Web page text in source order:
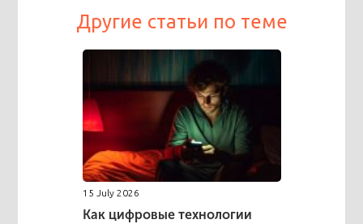
Другие статьи по теме
15 July 2026
Как цифровые технологии